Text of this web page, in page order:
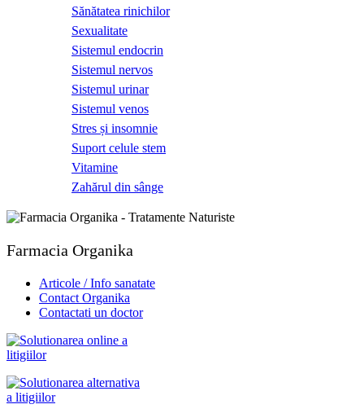
Sănătatea rinichilor
Sexualitate
Sistemul endocrin
Sistemul nervos
Sistemul urinar
Sistemul venos
Stres și insomnie
Suport celule stem
Vitamine
Zahărul din sânge
Farmacia Organika
Articole / Info sanatate
Contact Organika
Contactati un doctor